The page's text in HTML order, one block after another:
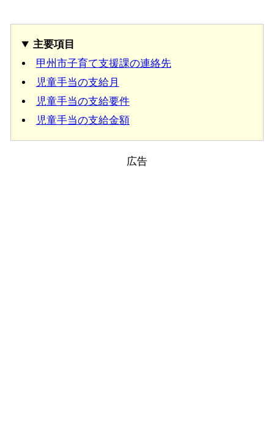
主要項目
甲州市子育て支援課の連絡先
児童手当の支給月
児童手当の支給要件
児童手当の支給金額